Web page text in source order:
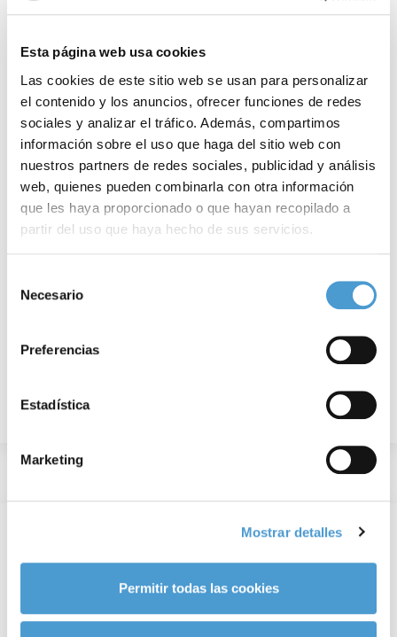
Esta página web usa cookies
Las cookies de este sitio web se usan para personalizar
el contenido y los anuncios, ofrecer funciones de redes
sociales y analizar el tráfico. Además, compartimos
información sobre el uso que haga del sitio web con
nuestros partners de redes sociales, publicidad y análisis
web, quienes pueden combinarla con otra información
que les haya proporcionado o que hayan recopilado a
partir del uso que haya hecho de sus servicios.
de cookies
Necesario
Preferencias
Estadística
Marketing
Mostrar detalles
Permitir todas las cookies
Los expertos advierten: el tratamiento...
25 OCTUBRE, 2024 DE INTERÉS